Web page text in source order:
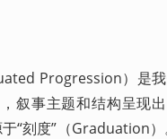
Progression）是
叙事主题和结构呈现
于“刻度”（Graduation